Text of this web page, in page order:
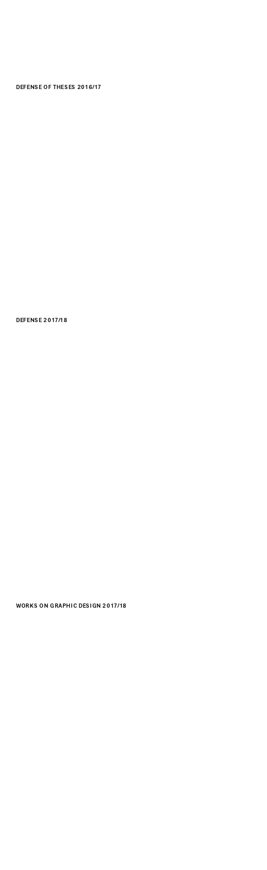
DEFENSE OF THESES 2016/17
DEFENSE 2017/18
WORKS ON GRAPHIC DESIGN 2017/18